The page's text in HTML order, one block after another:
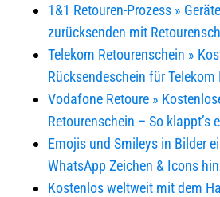
1&1 Retouren-Prozess »
zurücksenden mit
Telekom Retourenschein »
Rücksendeschein für Telekom
Vodafone Retoure »
Retourenschein – So klappt’s
Emojis und Smileys in Bilder
WhatsApp Zeichen & Icons
Kostenlos weltweit mit dem